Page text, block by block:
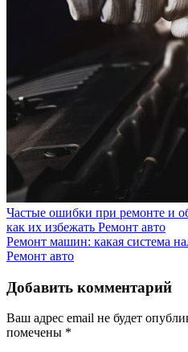
Частые ошибки при ремонте и
как их избежать Ремонт авто
Ремонт машин: какая система
Ремонт авто
Добавить комментарий
Ваш адрес email не будет
помечены *